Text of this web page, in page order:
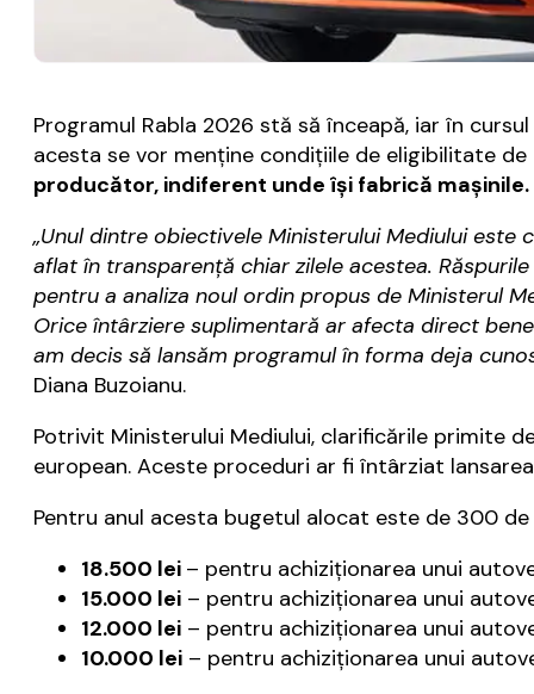
Programul Rabla 2026 stă să înceapă, iar în
acesta se vor menţine condiţiile de eligibilitate
producător, indiferent unde îşi fabrică maşinile.
„Unul dintre obiectivele Ministerului Mediului
aflat în transparență chiar zilele acestea.
pentru a analiza noul ordin propus de Ministerul
Orice întârziere suplimentară ar afecta direct
am decis să lansăm programul în forma deja
Diana Buzoianu.
Potrivit Ministerului Mediului, clarificările primite
european. Aceste proceduri ar fi întârziat
Pentru anul acesta bugetul alocat este de 300
18.500 lei – pentru achiziționarea unui
15.000 lei – pentru achiziționarea unui
12.000 lei – pentru achiziționarea unui
10.000 lei – pentru achiziționarea unui